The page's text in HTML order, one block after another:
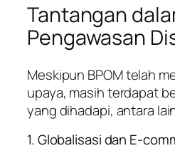
Tantangan
Pengawasan
Meskipun BPOM telah
upaya, masih terdapat
yang dihadapi, antara
1. Globalisasi dan E-